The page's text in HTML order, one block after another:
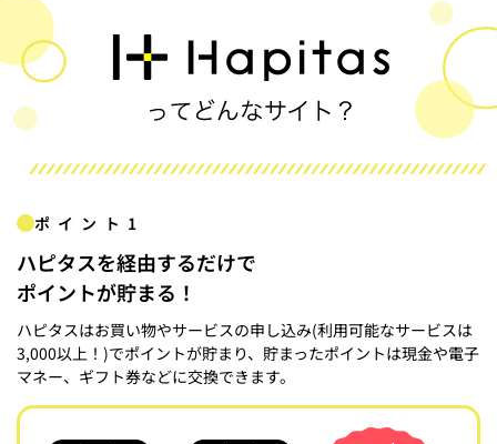
ポイント1
ハピタスを経由するだけで
ポイントが貯まる！
ハピタスはお買い物やサービスの申し込み(利用可能なサービスは
3,000以上！)でポイントが貯まり、貯まったポイントは現金や電子
マネー、ギフト券などに交換できます。